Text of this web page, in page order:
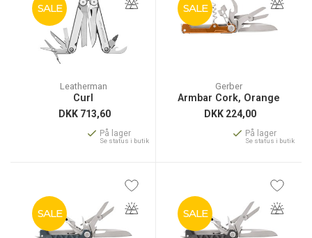
SALE
Leatherman
Curl
DKK 713,60
På lager
Se status i butik
SALE
Gerber
Armbar Cork, Orange
DKK 224,00
På lager
Se status i butik
SALE SALE